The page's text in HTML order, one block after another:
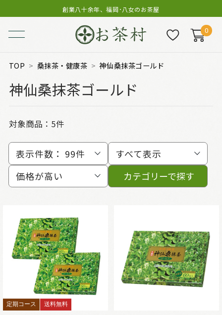
創業八十余年、福岡･八女のお茶屋
0
TOP 桑抹茶・健康茶 神仙桑抹茶ゴールド
神仙桑抹茶ゴールド
対象商品： 5件
表示件数： 99件
すべて表示
価格が高い
カテゴリーで探す
定期コース 送料無料